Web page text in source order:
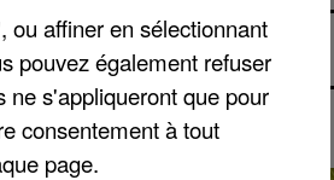
de la
GAGNER
ou affiner en sélectionnant
pouvez également refuser
ne s'appliqueront que pour
consentement à tout
page.